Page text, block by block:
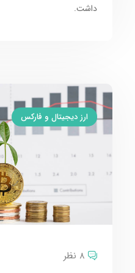
داشت.
ارز دیجیتال و فارکس
8 نظر